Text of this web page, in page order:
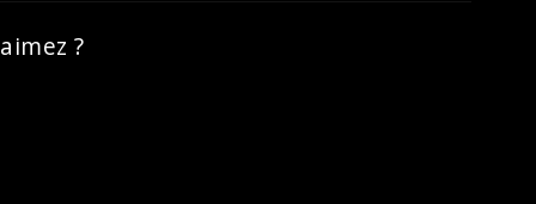
?